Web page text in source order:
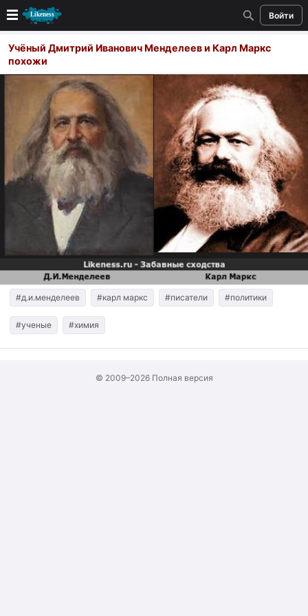
Войти
Новые
Лучшие
Голосование
Кандидаты
Случайное сходство 👍
Создать сходство
Для публикации необходима авторизация
Поиск
Учёный Дмитрий Иванович Менделеев и Карл Маркс
похожи
#д.и.менделеев #карл маркс #писатели #политики
#ученые #химия
© 2009–2026 Полная версия